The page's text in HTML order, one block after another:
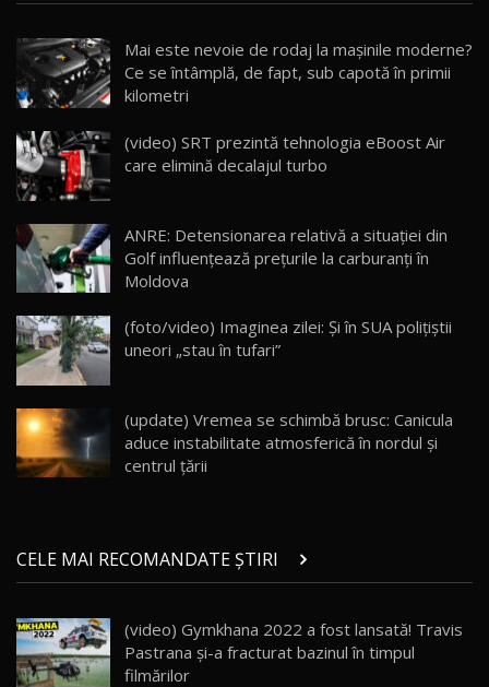
15 14:37
16
AutoBlogMD
13:10
17 20:06
Va fi modelul nr.1 BYD în Moldova? BYD Seal U
30:08
AutoBlog.MD
23:36
20
Noul ZEEKR 7X / Test Drive AutoBlog.MD
29:08
21
Micul BYD Dolphin Surf / Test Drive
AutoBlog.MD
16:59
22
Noua Mazda 6e / Test Drive AutoBlog.MD
26:59
Mai este nevoie de rodaj la mașinile moderne?
Ce se întâmplă, de fapt, sub capotă în primii
kilometri
(video) SRT prezintă tehnologia eBoost Air
care elimină decalajul turbo
ANRE: Detensionarea relativă a situației din
Golf influențează prețurile la carburanți în
Moldova
(foto/video) Imaginea zilei: Și în SUA polițiștii
uneori „stau în tufari”
(update) Vremea se schimbă brusc: Canicula
aduce instabilitate atmosferică în nordul și
centrul țării
CELE MAI RECOMANDATE ȘTIRI
(video) Gymkhana 2022 a fost lansată! Travis
Pastrana şi-a fracturat bazinul în timpul
filmărilor